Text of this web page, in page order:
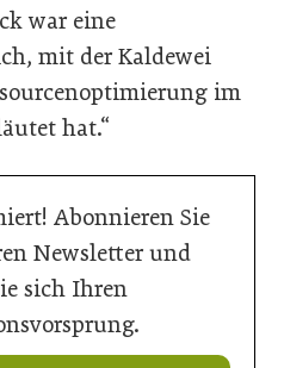
war eine
mit der Kaldewei
im
hat.“
Abonnieren Sie
Newsletter und
sich Ihren